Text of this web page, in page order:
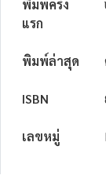
พิมพ์ครั้ง
แรก
พิมพ์ล่าสุด
ISBN
เลขหมู่